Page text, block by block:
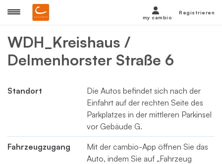
WDH_Kreishaus /
Delmenhorster Straße 6
Standort
Die Autos befindet sich nach der
Einfahrt auf der rechten Seite des
Parkplatzes in der mittleren Parkinsel
vor Gebäude G.
Fahrzeugzugang
Mit der cambio-App öffnen Sie das
Auto, indem Sie auf „Fahrzeug
my cambio
Registrieren